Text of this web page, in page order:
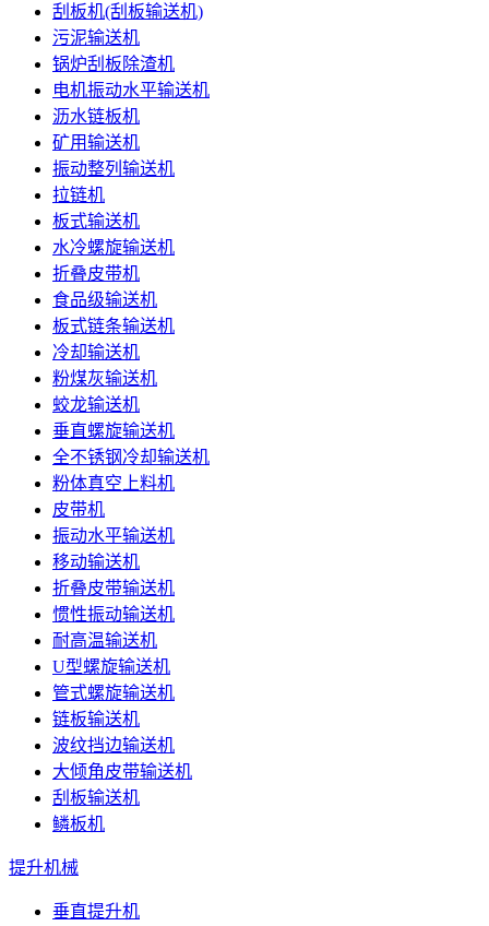
刮板机(刮板输送机)
污泥输送机
锅炉刮板除渣机
电机振动水平输送机
沥水链板机
矿用输送机
振动整列输送机
拉链机
板式输送机
水冷螺旋输送机
折叠皮带机
食品级输送机
板式链条输送机
冷却输送机
粉煤灰输送机
蛟龙输送机
垂直螺旋输送机
全不锈钢冷却输送机
粉体真空上料机
皮带机
振动水平输送机
移动输送机
折叠皮带输送机
惯性振动输送机
耐高温输送机
U型螺旋输送机
管式螺旋输送机
链板输送机
波纹挡边输送机
大倾角皮带输送机
刮板输送机
鳞板机
提升机械
垂直提升机